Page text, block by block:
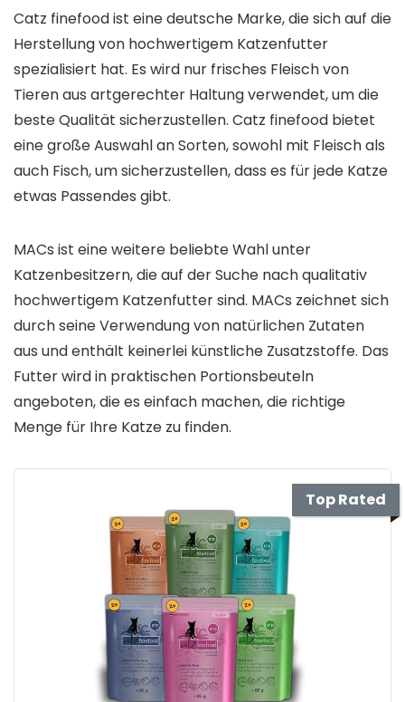
Catz finefood ist eine deutsche Marke, die sich auf die
Herstellung von hochwertigem Katzenfutter
spezialisiert hat. Es wird nur frisches Fleisch von
Tieren aus artgerechter Haltung verwendet, um die
beste Qualität sicherzustellen. Catz finefood bietet
eine große Auswahl an Sorten, sowohl mit Fleisch als
auch Fisch, um sicherzustellen, dass es für jede Katze
etwas Passendes gibt.
MACs ist eine weitere beliebte Wahl unter
Katzenbesitzern, die auf der Suche nach qualitativ
hochwertigem Katzenfutter sind. MACs zeichnet sich
durch seine Verwendung von natürlichen Zutaten
aus und enthält keinerlei künstliche Zusatzstoffe. Das
Futter wird in praktischen Portionsbeuteln
angeboten, die es einfach machen, die richtige
Menge für Ihre Katze zu finden.
Top Rated